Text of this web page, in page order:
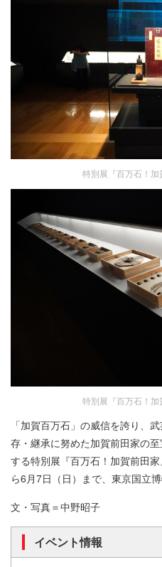
特別展『百万石！
特別展『百万石！
「加賀百万石」の威信を誇り、
存・継承に努めた加賀前田家の
する特別展『百万石！加賀前田
ら6月7日（日）まで、東京国立
文・写真＝中野昭子
イベント情報